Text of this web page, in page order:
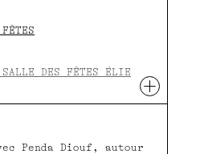
DES FÊTES ÉLIE
SALLE ANNEXE DU
+
Penda Diouf, autour